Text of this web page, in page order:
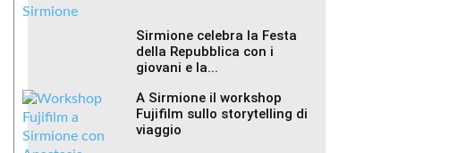
Sirmione celebra la Festa
della Repubblica con i
giovani e la...
A Sirmione il workshop
Fujifilm sullo storytelling di
viaggio